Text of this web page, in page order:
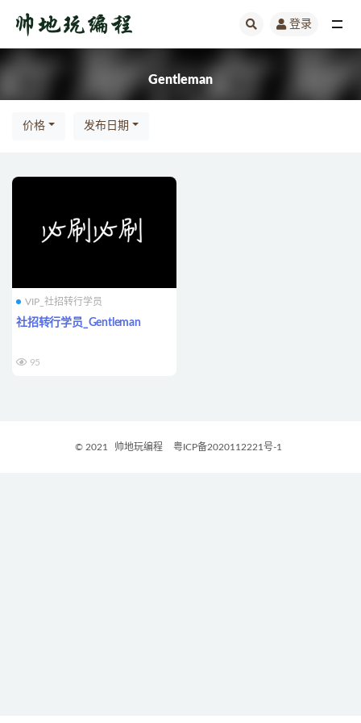
登录
Gentleman
价格 发布日期
VIP_社招转行学员
社招转行学员_Gentleman
95
© 2021 帅地玩编程 粤ICP备2020112221号-1